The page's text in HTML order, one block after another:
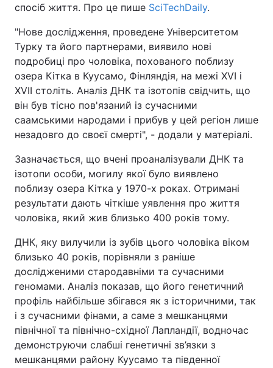
спосіб життя. Про це пише SciTechDaily.
"Нове дослідження, проведене Університетом
Турку та його партнерами, виявило нові
подробиці про чоловіка, похованого поблизу
озера Кітка в Куусамо, Фінляндія, на межі XVI і
XVII століть. Аналіз ДНК та ізотопів свідчить, що
він був тісно пов'язаний із сучасними
саамськими народами і прибув у цей регіон лише
незадовго до своєї смерті", - додали у матеріалі.
Зазначається, що вчені проаналізували ДНК та
ізотопи особи, могилу якої було виявлено
поблизу озера Кітка у 1970-х роках. Отримані
результати дають чіткіше уявлення про життя
чоловіка, який жив близько 400 років тому.
ДНК, яку вилучили із зубів цього чоловіка віком
близько 40 років, порівняли з раніше
дослідженими стародавніми та сучасними
геномами. Аналіз показав, що його генетичний
профіль найбільше збігався як з історичними, так
і з сучасними фінами, а саме з мешканцями
північної та північно-східної Лапландії, водночас
демонструючи слабші генетичні зв’язки з
мешканцями району Куусамо та південної